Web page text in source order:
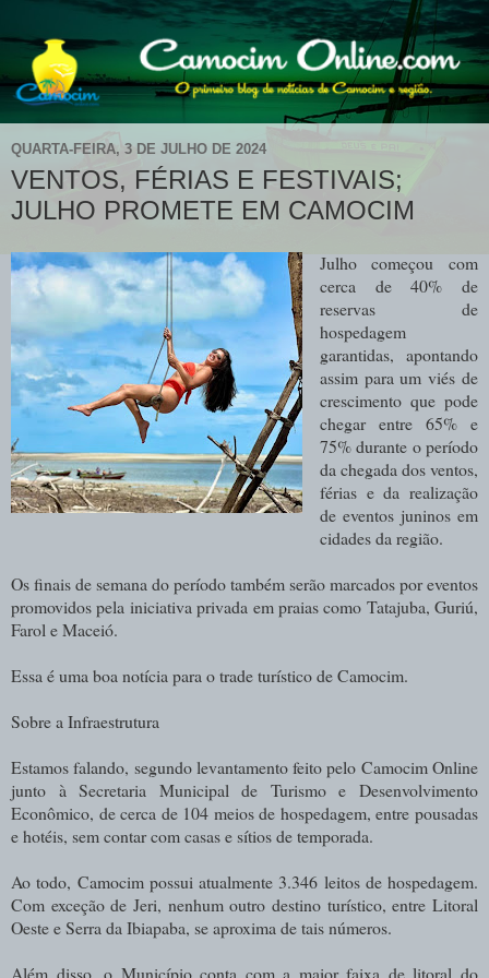
QUARTA-FEIRA, 3 DE JULHO DE 2024
VENTOS, FÉRIAS E FESTIVAIS;
JULHO PROMETE EM CAMOCIM
Julho começou com
cerca de 40% de
reservas de
hospedagem
garantidas, apontando
assim para um viés de
crescimento que pode
chegar entre 65% e
75% durante o período
da chegada dos ventos,
férias e da realização
de eventos juninos em
cidades da região.
Os finais de semana do período também serão marcados por eventos
promovidos pela iniciativa privada em praias como Tatajuba, Guriú,
Farol e Maceió.
Essa é uma boa notícia para o trade turístico de Camocim.
Sobre a Infraestrutura
Estamos falando, segundo levantamento feito pelo Camocim Online
junto à Secretaria Municipal de Turismo e Desenvolvimento
Econômico, de cerca de 104 meios de hospedagem, entre pousadas
e hotéis, sem contar com casas e sítios de temporada.
Ao todo, Camocim possui atualmente 3.346 leitos de hospedagem.
Com exceção de Jeri, nenhum outro destino turístico, entre Litoral
Oeste e Serra da Ibiapaba, se aproxima de tais números.
Além disso, o Município conta com a maior faixa de litoral do